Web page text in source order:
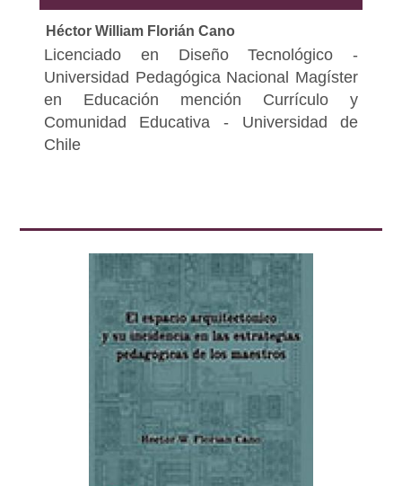
Héctor William Florián Cano
Licenciado en Diseño Tecnológico -
Universidad Pedagógica Nacional Magíster
en Educación mención Currículo y
Comunidad Educativa - Universidad de
Chile